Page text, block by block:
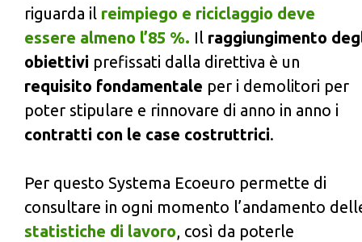
riguarda il reimpiego e riciclaggio deve
essere almeno l’85 %. Il raggiungimento
obiettivi prefissati dalla direttiva è un
requisito fondamentale per i demolitori per
poter stipulare e rinnovare di anno in anno i
contratti con le case costruttrici.
Per questo Systema Ecoeuro permette di
consultare in ogni momento l’andamento
statistiche di lavoro, così da poterle